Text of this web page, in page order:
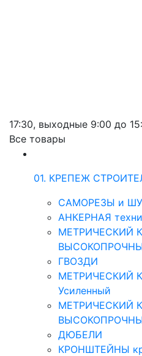
17:30, выходные 9:00 до
Все товары
01. КРЕПЕЖ
САМОРЕЗЫ и
АНКЕРНАЯ
МЕТРИЧЕСКИЙ
ГВОЗДИ
МЕТРИЧЕСКИЙ
Усиленный
МЕТРИЧЕСКИЙ
ДЮБЕЛИ
КРОНШТЕЙНЫ